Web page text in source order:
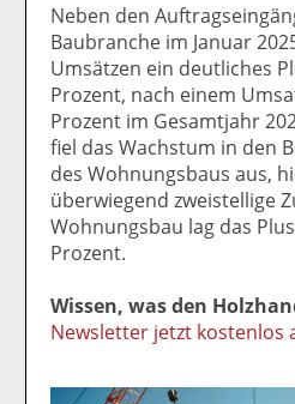
Neben den
Baubranche im Januar
Umsätzen ein deutliches
Prozent, nach einem
Prozent im Gesamtjahr
fiel das Wachstum in den
des Wohnungsbaus aus,
überwiegend zweistellige
Wohnungsbau lag das
Prozent.
Wissen, was den
Newsletter jetzt kostenlos